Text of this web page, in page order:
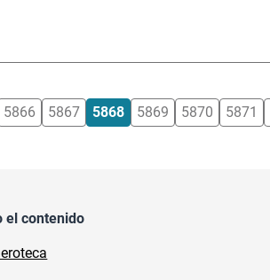
5866 5867 5868 5869 5870 5871
el contenido